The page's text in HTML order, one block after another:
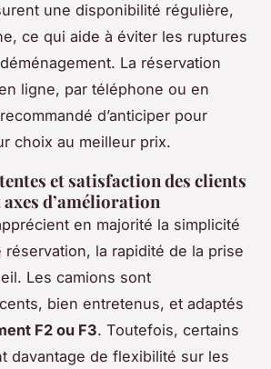
une disponibilité régulière,
ce qui aide à éviter les ruptures
La réservation
ligne, par téléphone ou en
d’anticiper pour
choix au meilleur prix.
et satisfaction des clients
d’amélioration
en majorité la simplicité
la rapidité de la prise
Les camions sont
bien entretenus, et adaptés
F2 ou F3. Toutefois, certains
davantage de flexibilité sur les